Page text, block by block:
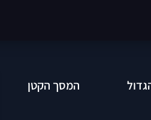
המסך הקטן